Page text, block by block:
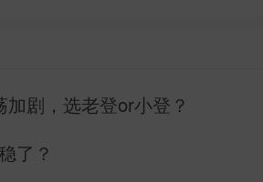
剧，选老登or小登？
了？